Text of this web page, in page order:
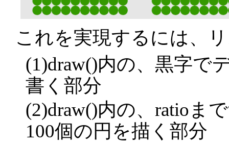
これを実現するには、
(1)draw()内の、黒字で
書く部分
(2)draw()内の、ratioま
100個の円を描く部分